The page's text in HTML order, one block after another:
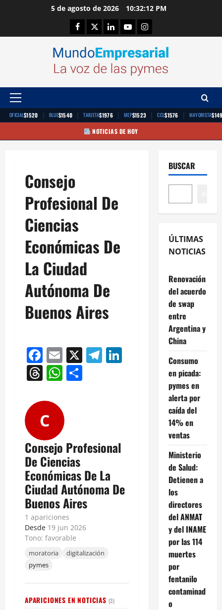
5 de agosto de 2026 10:32:12 PM
Facebook
TwitterLinkedinYoutubeInstagram
Menú
principal
OFICIAL$1520 | BLUE$1540 | TARJETA$1976 | MEP$1523 | CCL$1576 | MAYORISTA
NOTICIAS DE HOY
Consejo
Profesional De
Ciencias
Económicas De
La Ciudad
Autónoma De
Buenos Aires
Facebook
Email
X Telegram
LinkedIn
Threads
WhatsApp
C
Consejo Profesional
De Ciencias
Económicas De La
Ciudad Autónoma De
Buenos Aires
1 apariciones
Desde 19 jun 2026
Tono: favorable
moratoria
digitalización
pymes
APARICIONES EN NOTICIAS (3)
BUSCAR
ÚLTIMAS
NOTICIAS
Renovación
del acuerdo
de swap
entre
Argentina y
China
Consumo
en picada:
pymes en
alerta por
caída del
14% en
ventas
Ministerio
de Salud:
Detienen a
los
directores
del ANMAT
y del INAME
por las 114
muertes
por
fentanilo
contaminad
o